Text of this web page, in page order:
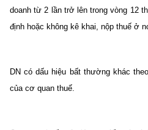
doanh từ 2 lần trở lên trong vòng 12
định hoặc không kê khai, nộp thuế ở
DN có dấu hiệu bất thường khác
của cơ quan thuế.